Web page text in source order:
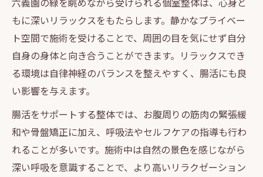
もに深いリラックスをもたらします。静かなプライベー
ト空間で施術を受けることで、周囲の目を気にせず自分
自身の身体と向き合うことができます。リラックスでき
る環境は自律神経のバランスを整えやすく、腸活にも良
い影響を与えます。
腸活をサポートする整体では、お腹周りの筋肉の緊張緩
和や骨盤矯正に加え、呼吸法やセルフケアの指導も行わ
れることが多いです。施術中は自然の景色を感じながら
深い呼吸を意識することで、より高いリラクゼーション